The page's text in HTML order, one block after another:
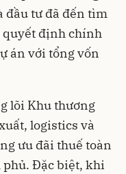
đầu tư đã đến tìm
quyết định chính
án với tổng vốn
lõi Khu thương
logistics và
ưu đãi thuế toàn
Đặc biệt, khi